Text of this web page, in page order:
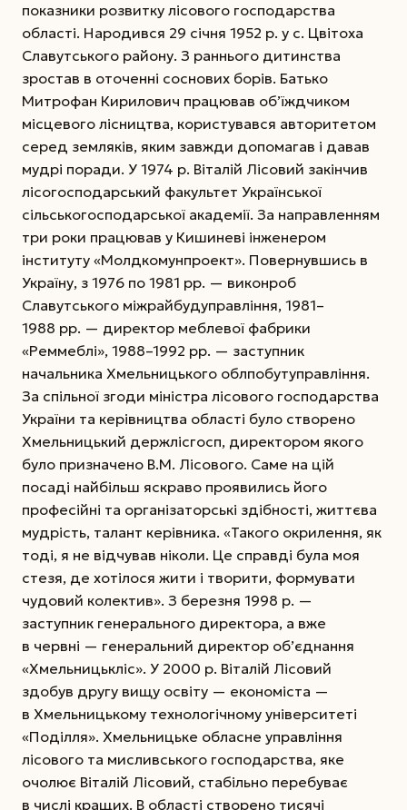
показники розвитку лісового господарства
області. Народився 29 січня 1952 р. у с. Цвітоха
Славутського району. З раннього дитинства
зростав в оточенні соснових борів. Батько
Митрофан Кирилович працював об’їждчиком
місцевого лісництва, користувався авторитетом
серед земляків, яким завжди допомагав і давав
мудрі поради. У 1974 р. Віталій Лісовий закінчив
лісогосподарський факультет Української
сільськогосподарської академії. За направленням
три роки працював у Кишиневі інженером
інституту «Молдкомунпроект». Повернувшись в
Украї­ну, з 1976 по 1981 рр. — виконроб
Славутського міжрайбудуправління, 1981–
1988 рр. — директор меблевої фабрики
«Реммеблі», 1988–1992 рр. — заступник
начальника Хмельницького облпобутуправління.
За спільної згоди міністра лісового господарства
України та керівництва області було створено
Хмельницький держлісгосп, директором якого
було призначено В.М. Лісового. Саме на цій
посаді найбільш яскраво проявились його
професійні та організаторські здібності, життєва
мудрість, талант керівника. «Такого окрилення, як
тоді, я не відчував ніколи. Це справді була моя
стезя, де хотілося жити і творити, формувати
чудовий колектив». З березня 1998 р. —
заступник генерального директора, а вже
в червні — генеральний директор об’єднання
«Хмельницькліс». У 2000 р. Віталій Лісовий
здобув другу вищу освіту — економіста —
в Хмельницькому технологічному університеті
«Поділля». Хмельницьке обласне управління
лісового та мисливського господарства, яке
очолює Віталій Лісовий, стабільно перебуває
в числі кращих. В області створено тисячі